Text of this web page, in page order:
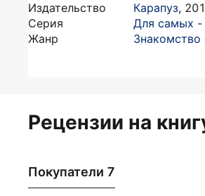
Издательство
Карапуз,
Серия
Для самых -
Жанр
Знакомство
Рецензии на
Покупатели 7